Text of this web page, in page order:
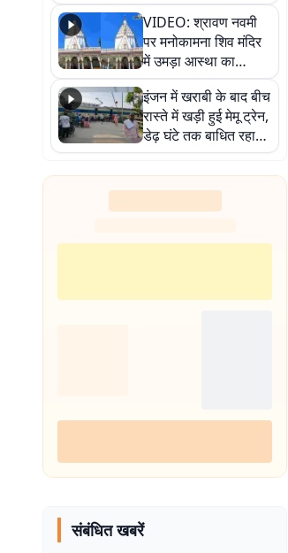
VIDEO: श्रावण नवमी
पर मनोकामना शिव मंदिर
में उमड़ा आस्था का
सैलाब, हर-हर महादेव के
जयघोष से गूंजा परिसर
इंजन में खराबी के बाद बीच
रास्ते में खड़ी हुई मेमू ट्रेन,
डेढ़ घंटे तक बाधित रहा
आवागमन
संबंधित खबरें